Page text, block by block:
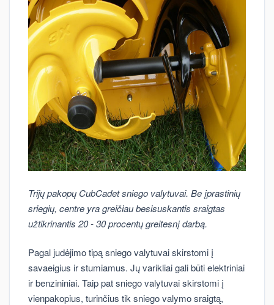
Trijų pakopų CubCadet sniego valytuvai. Be įprastinių
sriegių, centre yra greičiau besisuskantis sraigtas
užtikrinantis 20 - 30 procentų greitesnį darbą.
Pagal judėjimo tipą sniego valytuvai skirstomi į
savaeigius ir stumiamus. Jų varikliai gali būti elektriniai
ir benzininiai. Taip pat sniego valytuvai skirstomi į
vienpakopius, turinčius tik sniego valymo sraigtą,